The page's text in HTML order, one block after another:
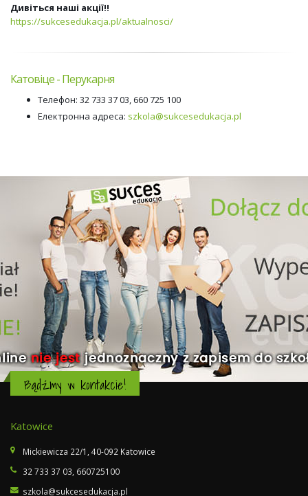
Дивіться наші акції!!
https://sukcesedukacja.pl/aktualnosci/
Катовіце - Перукарня
Телефон: 32 733 37 03, 660 725 100
Електронна адреса: szkola@sukcesedukacja.pl
Bądźmy w kontakcie!
Katowice
Mickiewicza 22/1, 40-092 Katowice
32 733 37 03 660725100
szkola@sukcesedukacja.pl